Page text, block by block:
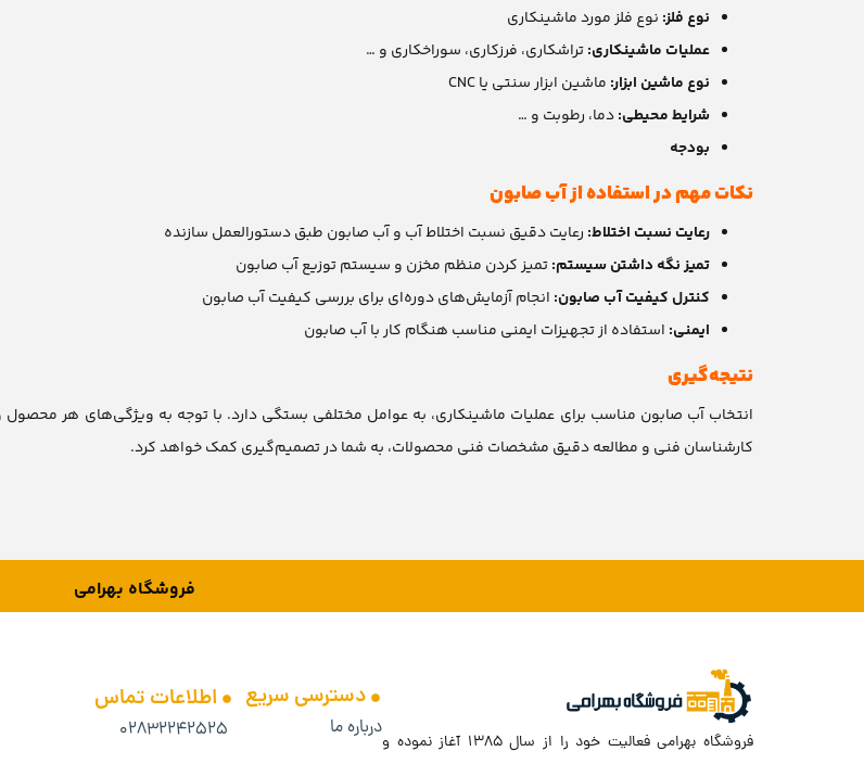
نوع فلز: نوع فلز مورد ماشینکاری
عملیات ماشینکاری:تراشکاری، فرزکاری، سوراخکاری و …
نوع ماشین ابزار: ماشین‌ ابزار سنتی یا CNC
شرایط محیطی:دما، رطوبت و …
بودجه
نکات مهم در استفاده از آب صابون
رعایت نسبت اختلاط: رعایت دقیق نسبت اختلاط آب و آب صابون طبق دستورالعمل سازنده
تمیز نگه داشتن سیستم:تمیز کردن منظم مخزن و سیستم توزیع آب صابون
کنترل کیفیت آب صابون: انجام آزمایش‌های دوره‌ای برای بررسی کیفیت آب صابون
ایمنی: استفاده از تجهیزات ایمنی مناسب هنگام کار با آب صابون
نتیجه‌گیری
انتخاب آب صابون مناسب برای عملیات ماشینکاری، به عوامل مختلفی بستگی دارد. با توجه به ویژگی‌های هر محصول و
کارشناسان فنی و مطالعه دقیق مشخصات فنی محصولات، به شما در تصمیم‌گیری کمک خواهد کرد.
فروشگاه بهرامی
فروشگاه بهرامی فعالیت خود را از سال ۱۳۸۵ آغاز نموده و
دسترسی سریع
درباره ما
اطلاعات تماس
۰۲۸۳۲۲۴۲۵۲۵